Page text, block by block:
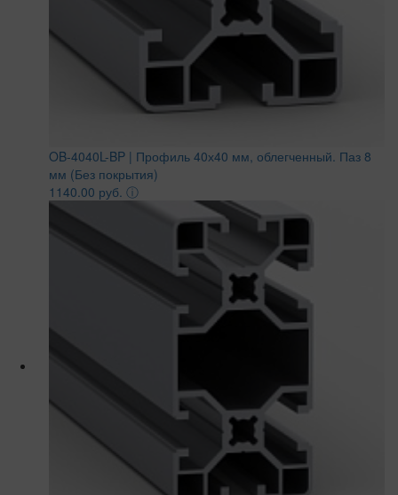
OB-4040L-BP | Профиль 40х40 мм, облегченный. Паз 8
мм (Без покрытия)
1140.00 руб. ⓘ